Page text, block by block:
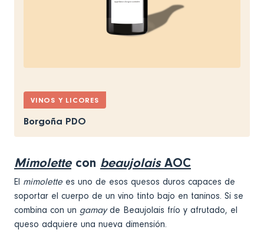
VINOS Y LICORES
Borgoña PDO
Mimolettecon beaujolaisAOC
El mimolette es uno de esos quesos duros capaces de
soportar el cuerpo de un vino tinto bajo en taninos. Si se
combina con un gamayde Beaujolais frío y afrutado, el
queso adquiere una nueva dimensión.